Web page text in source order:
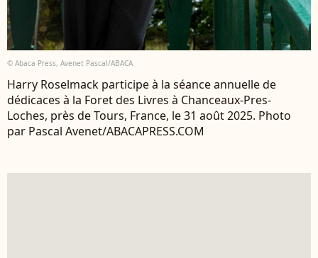
© Abaca Press, Avenet Pascal/ABACA
Harry Roselmack participe à la séance annuelle de
dédicaces à la Foret des Livres à Chanceaux-Pres-
Loches, près de Tours, France, le 31 août 2025. Photo
par Pascal Avenet/ABACAPRESS.COM